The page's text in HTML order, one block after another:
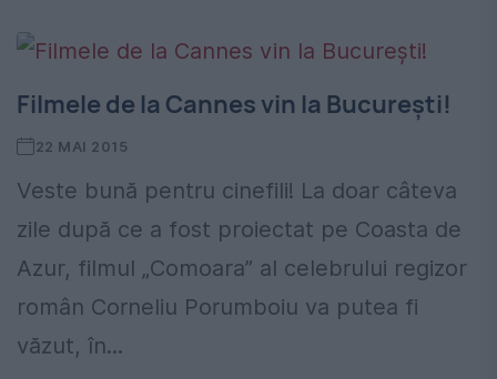
Filmele de la Cannes vin la București!
22 MAI 2015
Veste bună pentru cinefili! La doar câteva
zile după ce a fost proiectat pe Coasta de
Azur, filmul „Comoara” al celebrului regizor
român Corneliu Porumboiu va putea fi
văzut, în...